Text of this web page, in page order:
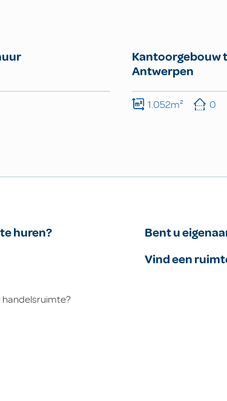
Kantoorgebouw
Antwerpen
1.052m² 0
huren?
Bent u
Vind een